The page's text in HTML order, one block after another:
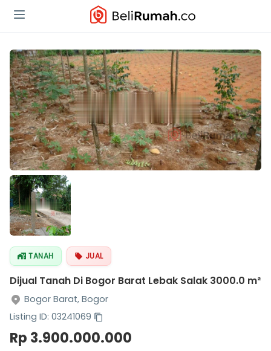
TANAH JUAL
Dijual Tanah Di Bogor Barat Lebak Salak 3000.0 m²
Bogor Barat, Bogor
Listing ID: 03241069
Rp 3.900.000.000